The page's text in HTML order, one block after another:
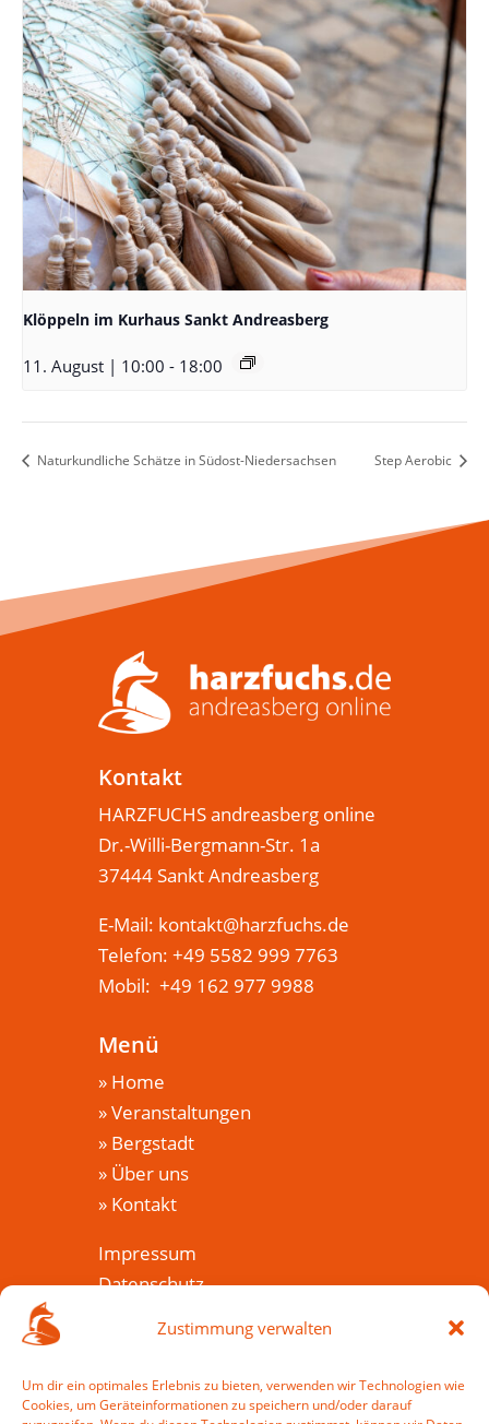
Zustimmung verwalten
Um dir ein optimales Erlebnis zu bieten, verwenden wir Technologien wie
Cookies, um Geräteinformationen zu speichern und/oder darauf
Klöppeln im Kurhaus Sankt Andreasberg
11. August | 10:00 - 18:00
Naturkundliche Schätze in Südost-Niedersachsen Step Aerobic
Kontakt
HARZFUCHS andreasberg online
Dr.-Willi-Bergmann-Str. 1a
37444 Sankt Andreasberg
E-Mail: kontakt@harzfuchs.de
Telefon: +49 5582 999 7763
Mobil: +49 162 977 9988
Menü
» Home
»Veranstaltungen
» Bergstadt
» Über uns
» Kontakt
Impressum
Datenschutz
Veranstaltungen
»Veranstaltungkalender